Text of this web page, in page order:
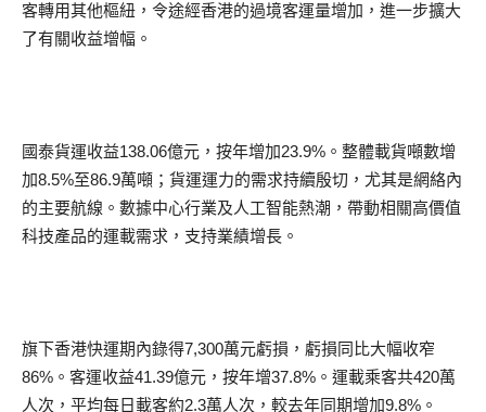
客轉用其他樞紐，令途經香港的過境客運量增加，進一步擴大
了有關收益增幅。
國泰貨運收益138.06億元，按年增加23.9%。整體載貨噸數增
加8.5%至86.9萬噸；貨運運力的需求持續殷切，尤其是網絡內
的主要航線。數據中心行業及人工智能熱潮，帶動相關高價值
科技產品的運載需求，支持業績增長。
旗下香港快運期內錄得7,300萬元虧損，虧損同比大幅收窄
86%。客運收益41.39億元，按年增37.8%。運載乘客共420萬
人次，平均每日載客約2.3萬人次，較去年同期增加9.8%。